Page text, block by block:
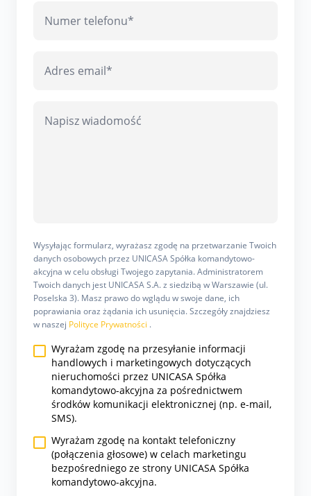
Wysyłając formularz, wyrażasz zgodę na przetwarzanie Twoich
danych osobowych przez UNICASA Spółka komandytowo-
akcyjna w celu obsługi Twojego zapytania. Administratorem
Twoich danych jest UNICASA S.A. z siedzibą w Warszawie (ul.
Poselska 3). Masz prawo do wglądu w swoje dane, ich
poprawiania oraz żądania ich usunięcia. Szczegóły znajdziesz
w naszej Polityce Prywatności .
Wyrażam zgodę na przesyłanie informacji
handlowych i marketingowych dotyczących
nieruchomości przez UNICASA Spółka
komandytowo-akcyjna za pośrednictwem
środków komunikacji elektronicznej (np. e-mail,
SMS).
Wyrażam zgodę na kontakt telefoniczny
(połączenia głosowe) w celach marketingu
bezpośredniego ze strony UNICASA Spółka
komandytowo-akcyjna.